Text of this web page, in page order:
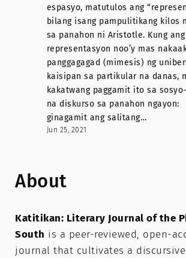
espasyo, matutulos ang
bilang isang pampulitikang kilos
sa panahon ni Aristotle. Kung ang
representasyon noo’y mas
panggagagad (mimesis) ng
kaisipan sa partikular na danas,
kakatwang paggamit ito sa
na diskurso sa panahon ngayon:
ginagamit ang salitang…
Jun 25, 2021
About
Katitikan: Literary Journal of the
South is a peer-reviewed, open-
journal that cultivates a